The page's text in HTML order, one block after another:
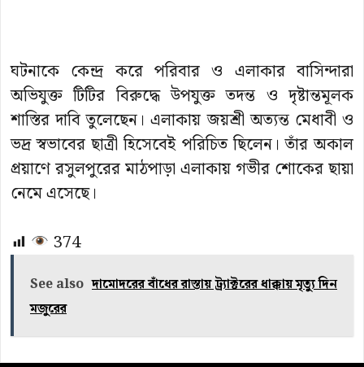
ঘটনাকে কেন্দ্র করে পরিবার ও এলাকার বাসিন্দারা
অভিযুক্ত টিটির বিরুদ্ধে উপযুক্ত তদন্ত ও দৃষ্টান্তমূলক
শাস্তির দাবি তুলেছেন। এলাকায় জয়শ্রী অত্যন্ত মেধাবী ও
ভদ্র স্বভাবের ছাত্রী হিসেবেই পরিচিত ছিলেন। তাঁর অকাল
প্রয়াণে রসুলপুরের মাঠপাড়া এলাকায় গভীর শোকের ছায়া
নেমে এসেছে।
374
See also দামোদরের বাঁধের রাস্তায় ট্র্যাক্টরের ধাক্কায় মৃত্যু দিন
মজুরের